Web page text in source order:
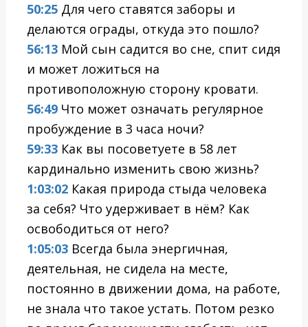
50:25Для чего ставятся заборы и
делаются ограды, откуда это пошло?
56:13Мой сын садится во сне, спит сидя
и может ложиться на
противоположную сторону кровати.
56:49Что может означать регулярное
пробуждение в 3 часа ночи?
59:33Как вы посоветуете в 58 лет
кардинально изменить свою жизнь?
1:03:02Какая природа стыда человека
за себя? Что удерживает в нём? Как
освободиться от него?
1:05:03Всегда была энергичная,
деятельная, не сидела на месте,
постоянно в движении дома, на работе,
не знала что такое устать. Потом резко